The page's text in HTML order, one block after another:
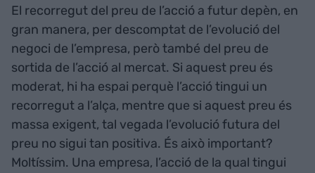
El recorregut del preu de l’acció a futur depèn, en
gran manera, per descomptat de l’evolució del
negoci de l’empresa, però també del preu de
sortida de l’acció al mercat. Si aquest preu és
moderat, hi ha espai perquè l’acció tingui un
recorregut a l’alça, mentre que si aquest preu és
massa exigent, tal vegada l’evolució futura del
preu no sigui tan positiva. És això important?
Moltíssim. Una empresa, l’acció de la qual tingui